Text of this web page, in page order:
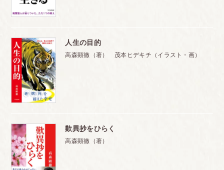
人生の目的
高森顕徹（著） 茂本ヒデキチ（イラスト・画）
歎異抄をひらく
高森顕徹（著）